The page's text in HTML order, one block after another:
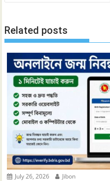
Related posts
July 26, 2026 Jibon